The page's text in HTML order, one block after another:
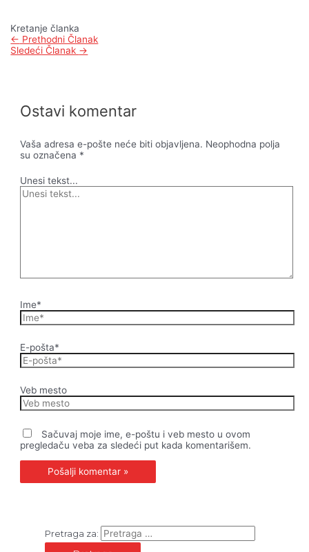
Kretanje članka
← Prethodni Članak
Sledeći Članak →
Ostavi komentar
Vaša adresa e-pošte neće biti objavljena. Neophodna polja
su označena *
Unesi tekst...
Ime*
E-pošta*
Veb mesto
Sačuvaj moje ime, e-poštu i veb mesto u ovom
pregledaču veba za sledeći put kada komentarišem.
Pretraga za: